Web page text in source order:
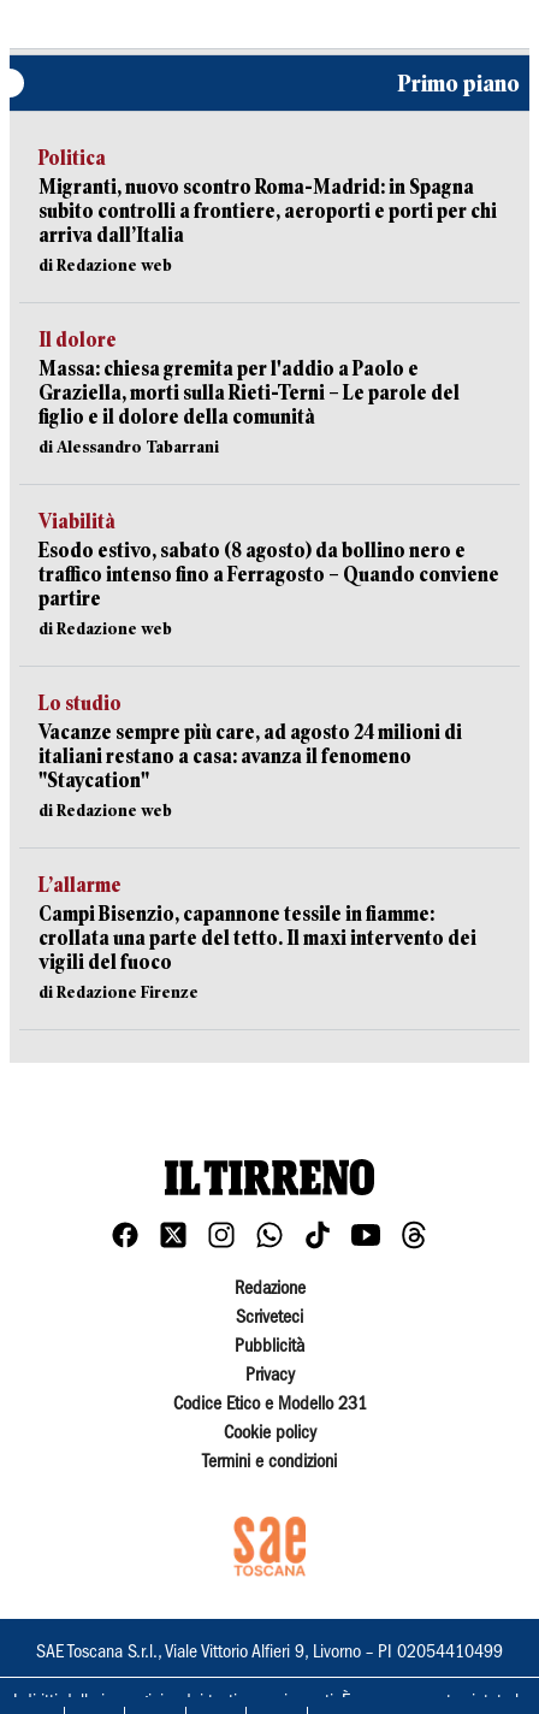
Primo piano
Politica
Migranti, nuovo scontro Roma-Madrid: in Spagna
subito controlli a frontiere, aeroporti e porti per chi
arriva dall’Italia
di Redazione web
Il dolore
Massa: chiesa gremita per l'addio a Paolo e
Graziella, morti sulla Rieti-Terni – Le parole del
figlio e il dolore della comunità
di Alessandro Tabarrani
Viabilità
Esodo estivo, sabato (8 agosto) da bollino nero e
traffico intenso fino a Ferragosto – Quando conviene
partire
di Redazione web
Lo studio
Vacanze sempre più care, ad agosto 24 milioni di
italiani restano a casa: avanza il fenomeno
"Staycation"
di Redazione web
L’allarme
Campi Bisenzio, capannone tessile in fiamme:
crollata una parte del tetto. Il maxi intervento dei
vigili del fuoco
di Redazione Firenze
Redazione
Scriveteci
Pubblicità
Privacy
Codice Etico e Modello 231
Cookie policy
Termini e condizioni
SAE Toscana S.r.l., Viale Vittorio Alfieri 9, Livorno – PI 02054410499
I diritti delle immagini e dei testi sono riservati. È espressamente vietata la